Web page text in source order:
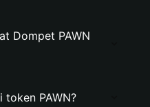
Dompet PAWN
token PAWN?